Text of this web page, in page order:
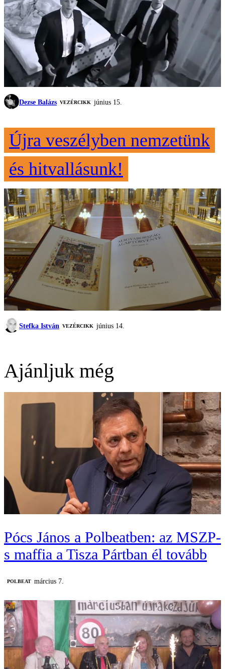
Dezse Balázs VEZÉRCIKK június 15.
Újra veszélyben nemzetünk
és hitvallásunk!
Stefka István VEZÉRCIKK június 14.
Ajánljuk még
Pócs János a Polbeatben: az MSZP-
s maffia a Tisza Pártban él tovább
‎POLBEAT március 7.